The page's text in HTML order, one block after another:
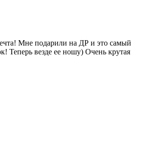
Мне подарили на ДР и это самый
Теперь везде ее ношу) Очень крутая